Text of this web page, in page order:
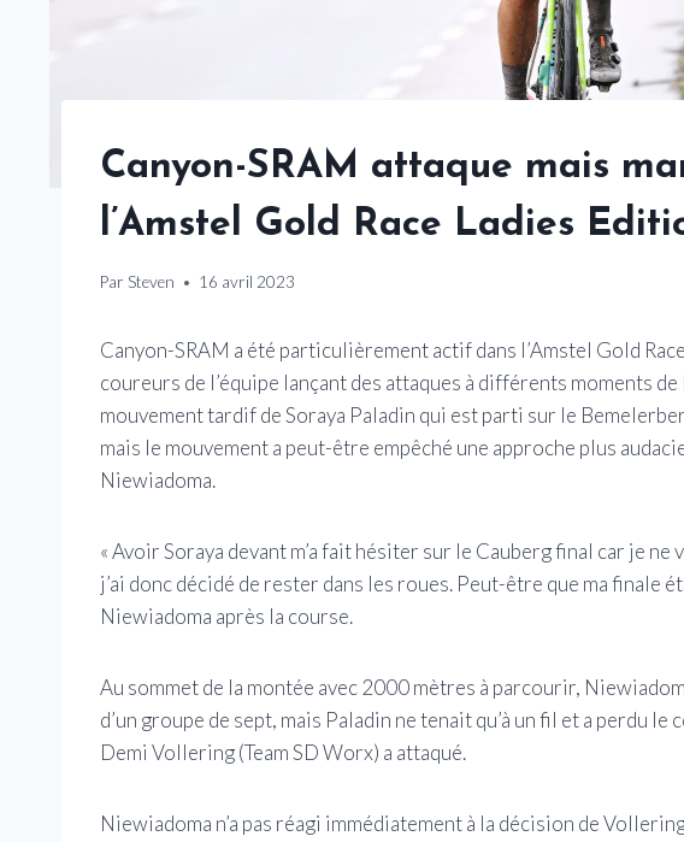
Canyon-SRAM attaque mais
l’Amstel Gold Race Ladies
Par Steven 16 avril 2023
Canyon-SRAM a été particulièrement actif dans l’Amstel Gold
coureurs de l’équipe lançant des attaques à différents moments
mouvement tardif de Soraya Paladin qui est parti sur le
mais le mouvement a peut-être empêché une approche plus
Niewiadoma.
« Avoir Soraya devant m’a fait hésiter sur le Cauberg final car je
j’ai donc décidé de rester dans les roues. Peut-être que ma finale
Niewiadoma après la course.
Au sommet de la montée avec 2000 mètres à parcourir,
d’un groupe de sept, mais Paladin ne tenait qu’à un fil et a perdu
Demi Vollering (Team SD Worx) a attaqué.
Niewiadoma n’a pas réagi immédiatement à la décision de